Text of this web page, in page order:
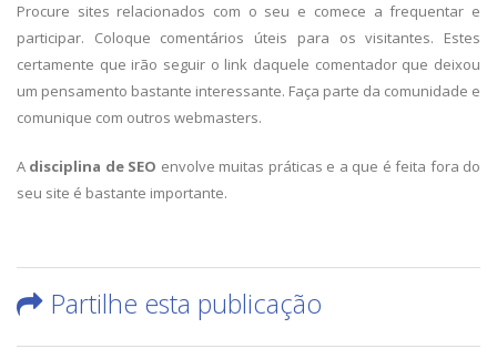
Procure sites relacionados com o seu e comece a frequentar e
participar. Coloque comentários úteis para os visitantes. Estes
certamente que irão seguir o link daquele comentador que deixou
um pensamento bastante interessante. Faça parte da comunidade e
comunique com outros webmasters.
A disciplina de SEO envolve muitas práticas e a que é feita fora do
seu site é bastante importante.
Partilhe esta publicação